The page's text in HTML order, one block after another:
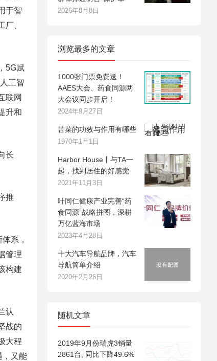
于智
、
5G赋
工智
联网
升和
长
推
系，
管理
构建
认
战的
大程
，又能
2026年8月8日
浏览最多的文章
1000张门票免费送！
AAES大会、药食同源两
大会议同步开启！
2024年9月27日
苦菜的功效与作用有哪些
1970年1月1日
Harbor House丨与TA一
起，找到居住的好感觉
2021年11月3日
叶同仁健康产业完善“药
食同源”战略拼图，深耕
万亿蓝海市场
2023年4月28日
十大汽车导航品牌，汽车
导航简单介绍
2020年2月26日
随机文章
2019年9月份瑞虎3销量
2861台, 同比下降49.6%